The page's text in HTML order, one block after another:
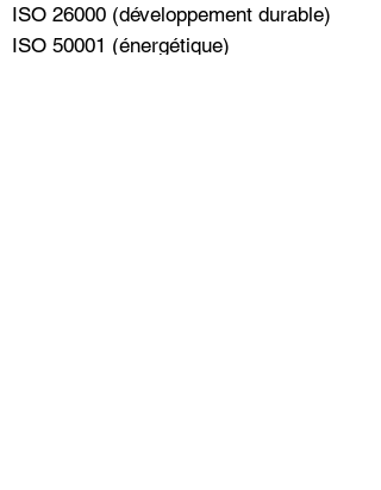
ISO 26000 (développement durable)
ISO 50001 (énergétique)